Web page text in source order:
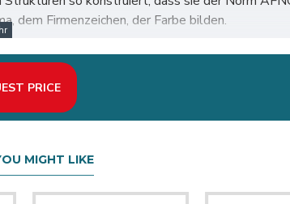
dem Firmenzeichen, der Farbe bilden.
wie Berlin, Hamburg, München, Köln, Frankfurt,
PRICE
MIGHT LIKE